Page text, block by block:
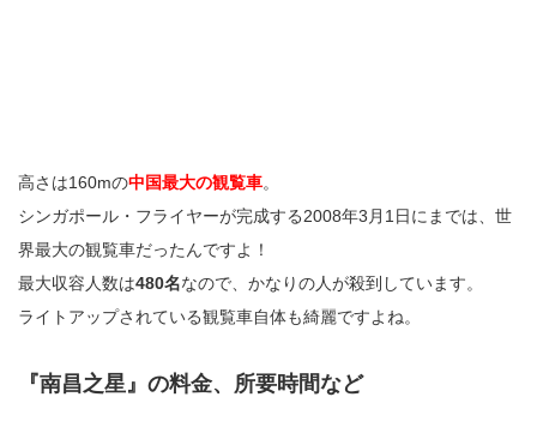
高さは160mの中国最大の観覧車。
シンガポール・フライヤーが完成する2008年3月1日にまでは、世
界最大の観覧車だったんですよ！
最大収容人数は480名なので、かなりの人が殺到しています。
ライトアップされている観覧車自体も綺麗ですよね。
『南昌之星』の料金、所要時間など